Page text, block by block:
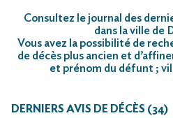
Consultez le journal des
dans la ville de
Vous avez la possibilité de
de décès plus ancien et
et prénom du défunt ;
DERNIERS AVIS DE DÉCÈS (34)